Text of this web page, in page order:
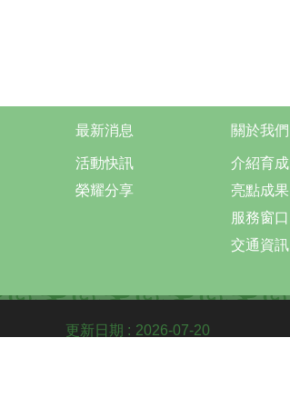
最新消息
活動快訊
榮耀分享
關於我們
介紹育成
亮點成果
服務窗口
交通資訊
更新日期 2026-07-20